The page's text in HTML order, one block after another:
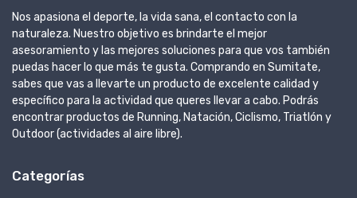
Nos apasiona el deporte, la vida sana, el contacto con la
naturaleza. Nuestro objetivo es brindarte el mejor
asesoramiento y las mejores soluciones para que vos también
puedas hacer lo que más te gusta. Comprando en Sumitate,
sabes que vas a llevarte un producto de excelente calidad y
específico para la actividad que queres llevar a cabo. Podrás
encontrar productos de Running, Natación, Ciclismo, Triatlón y
Outdoor (actividades al aire libre).
Categorías